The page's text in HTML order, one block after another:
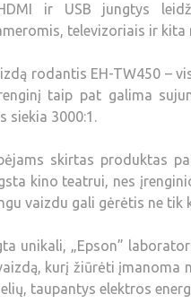
ir USB jungtys
televizoriais ir
rodantis EH-TW450 –
taip pat galima
siekia 3000:1.
skirtas produktas
kino teatrui, nes
vaizdu gali gėrėtis ne
unikali, „Epson”
kurį žiūrėti
taupantys elektros